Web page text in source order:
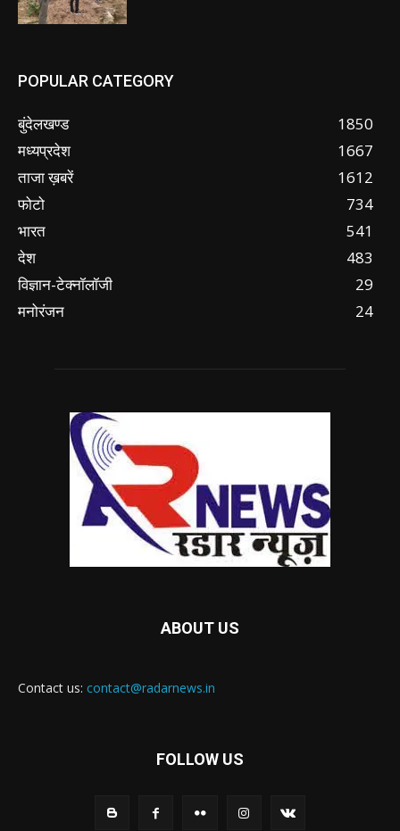
POPULAR CATEGORY
बुंदेलखण्ड
1850
मध्यप्रदेश
1667
ताजा ख़बरें
1612
फोटो
734
भारत
541
देश
483
विज्ञान-टेक्नॉलॉजी
29
मनोरंजन
24
ABOUT US
Contact us: contact@radarnews.in
FOLLOW US